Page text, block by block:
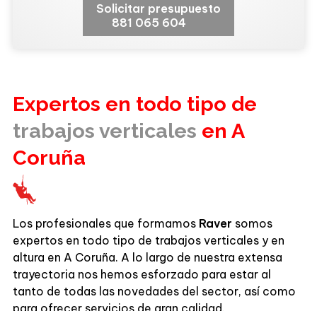
Solicitar presupuesto
881 065 604
Expertos en todo tipo de
trabajos verticales en A
Coruña
Los profesionales que formamos Raver somos
expertos en todo tipo de trabajos verticales y en
altura en A Coruña. A lo largo de nuestra extensa
trayectoria nos hemos esforzado para estar al
tanto de todas las novedades del sector, así como